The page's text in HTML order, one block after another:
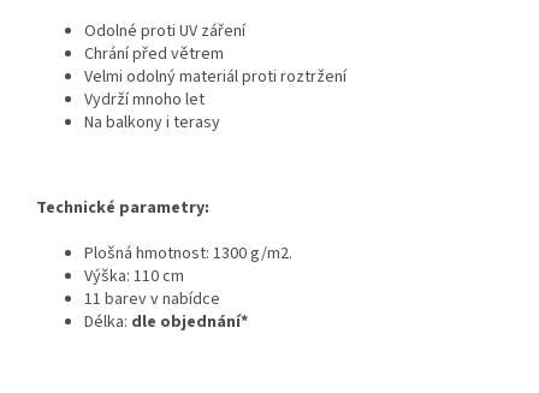
Odolné proti UV záření
Chrání před větrem
Velmi odolný materiál proti roztržení
Vydrží mnoho let
Na balkony i terasy
Technické parametry:
Plošná hmotnost: 1300 g/m2.
Výška: 110 cm
11 barev v nabídce
Délka: dle objednání*